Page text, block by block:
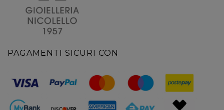
PAGAMENTI SICURI CON